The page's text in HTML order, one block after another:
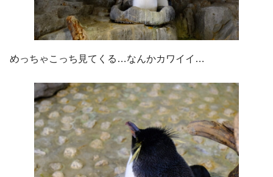
めっちゃこっち見てくる…なんかカワイイ…